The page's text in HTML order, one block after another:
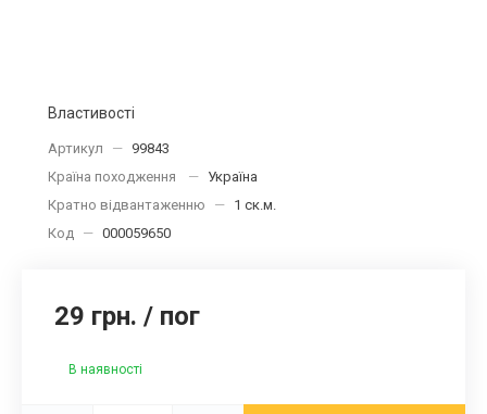
Властивості
Артикул — 99843
Країна походження
— Україна
Кратно відвантаженню
— 1 ск.м.
Код — 000059650
29 грн. / пог
В наявності